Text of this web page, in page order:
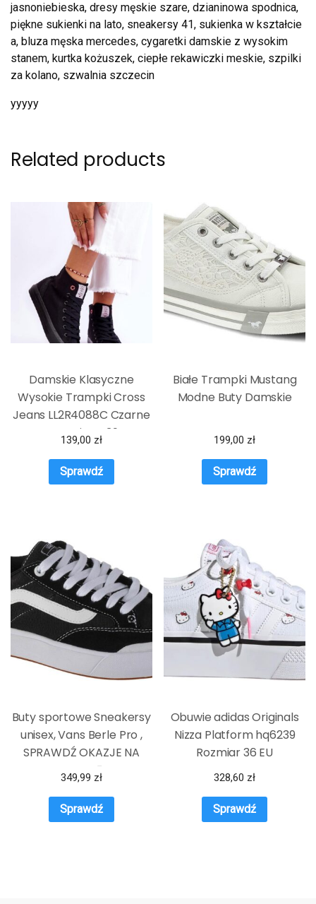
jasnoniebieska, dresy męskie szare, dzianinowa spodnica,
piękne sukienki na lato, sneakersy 41, sukienka w kształcie
a, bluza męska mercedes, cygaretki damskie z wysokim
stanem, kurtka kożuszek, ciepłe rekawiczki meskie, szpilki
za kolano, szwalnia szczecin
yyyyy
Related products
Damskie Klasyczne
Wysokie Trampki Cross
Jeans LL2R4088C Czarne
: Rozmiar – 39
139,00 zł
Sprawdź
Białe Trampki Mustang
Modne Buty Damskie
199,00 zł
Sprawdź
Buty sportowe Sneakersy
unisex, Vans Berle Pro ,
SPRAWDŹ OKAZJE NA
WIOSNĘ
349,99 zł
Sprawdź
Obuwie adidas Originals
Nizza Platform hq6239
Rozmiar 36 EU
328,60 zł
Sprawdź